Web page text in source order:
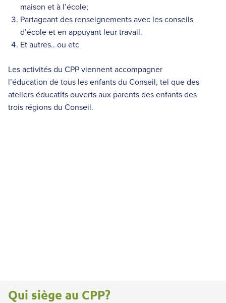
maison et à l’école;
Partageant des renseignements avec les conseils
d’école et en appuyant leur travail.
Et autres.. ou etc
Les activités du CPP viennent accompagner
l’éducation de tous les enfants du Conseil, tel que des
ateliers éducatifs ouverts aux parents des enfants des
trois régions du Conseil.
Qui siège au CPP?